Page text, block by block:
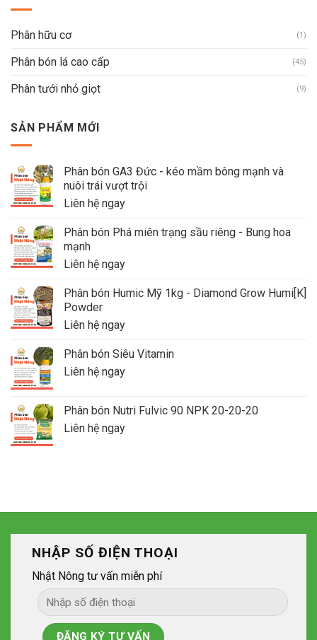
Phân hữu cơ (1)
Phân bón lá cao cấp (45)
Phân tưới nhỏ giọt (9)
SẢN PHẨM MỚI
Phân bón GA3 Đức - kéo mầm bông mạnh và
nuôi trái vượt trội
Liên hệ ngay
Phân bón Phá miên trạng sầu riêng - Bung hoa
mạnh
Liên hệ ngay
Phân bón Humic Mỹ 1kg - Diamond Grow Humi[K]
Powder
Liên hệ ngay
Phân bón Siêu Vitamin
Liên hệ ngay
Phân bón Nutri Fulvic 90 NPK 20-20-20
Liên hệ ngay
NHẬP SỐ ĐIỆN THOẠI
Nhật Nông tư vấn miễn phí